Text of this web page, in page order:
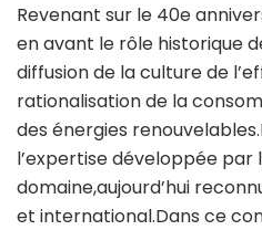
Revenant sur le 40e
en avant le rôle historique
diffusion de la culture de
rationalisation de la
des énergies
l’expertise développée par
domaine,aujourd’hui
et international.Dans ce